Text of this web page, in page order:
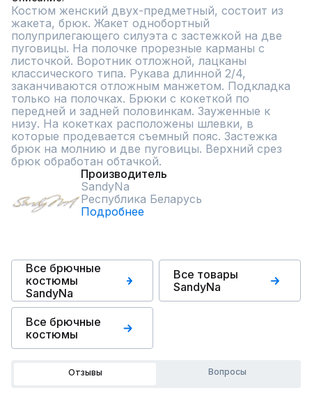
Костюм женский двух-предметный, состоит из
жакета, брюк. Жакет однобортный
полуприлегающего силуэта с застежкой на две
пуговицы. На полочке прорезные карманы с
листочкой. Воротник отложной, лацканы
классического типа. Рукава длинной 2/4,
заканчиваются отложным манжетом. Подкладка
только на полочках. Брюки с кокеткой по
передней и задней половинкам. Зауженные к
низу. На кокетках расположены шлевки, в
которые продевается съемный пояс. Застежка
брюк на молнию и две пуговицы. Верхний срез
брюк обработан обтачкой.
Производитель
SandyNa
Республика Беларусь
Подробнее
Все брючные
костюмы
SandyNa
Все товары
SandyNa
Все брючные
костюмы
Отзывы Вопросы